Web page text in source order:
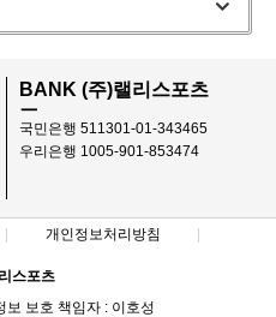
BANK (주)랠리스포츠
ㅡ
국민은행 511301-01-343465
우리은행 1005-901-853474
개인정보처리방침
스포츠
보 보호 책임자 : 이호성